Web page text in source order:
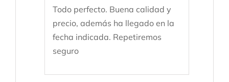
Todo perfecto. Buena calidad y
precio, además ha llegado en la
fecha indicada. Repetiremos
seguro